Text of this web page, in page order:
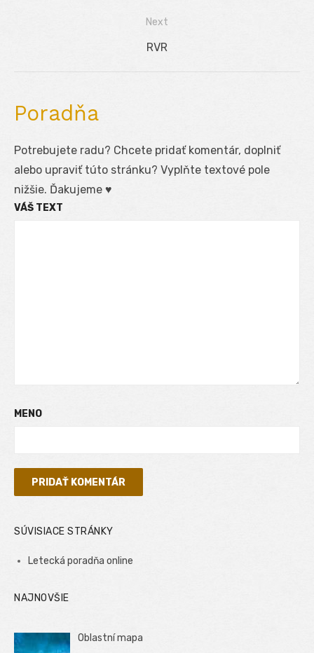
Next
Next
RVR
Poradňa
Potrebujete radu? Chcete pridať komentár, doplniť
alebo upraviť túto stránku? Vyplňte textové pole
nižšie. Ďakujeme ♥
VÁŠ TEXT
MENO
SÚVISIACE STRÁNKY
Letecká poradňa online
NAJNOVŠIE
Oblastní mapa